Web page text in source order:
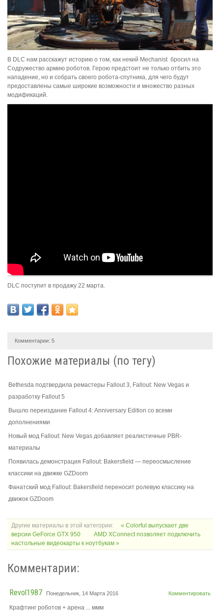
В DLC нам расскажут историю о том, как некий Mechanist бросил на
Содружество армию роботов. Герою предстоит не только отбить это
нападение, но и собрать своего робота-спутника, для чего будут
предоставлены самые широкие возможности и множество разных
модификаций.
DLC поступит в продажу 22 марта.
Комментарии: 5
Похожие материалы (по тегу)
Bethesda подтвердила ремастеры Fallout 3, Fallout: New Vegas и
разработку Fallout 5
Вышло переиздание Fallout 4: Anniversary Edition со всеми
дополнениями
Новый мод Fallout: New Vegas добавляет реалистичные PBR-
материалы
Появилась демонстрация Fallout: Bakersfield — переосмысление
классики на движке GZDoom
Фанатский мод Fallout: Bakersfield переносит ролевую классику на
движок GZDoom
Другие материалы в этой категории:
« Colorful выпускает две
версии GeForce GTX 950
AMD XConnect позволяет подключить
настольные видеокарты к ноутбукам »
Комментарии:
Комментировать
Revol1987 Понедельник, 14 Марта 2016
Крафтинг роботов + арена ... ммм